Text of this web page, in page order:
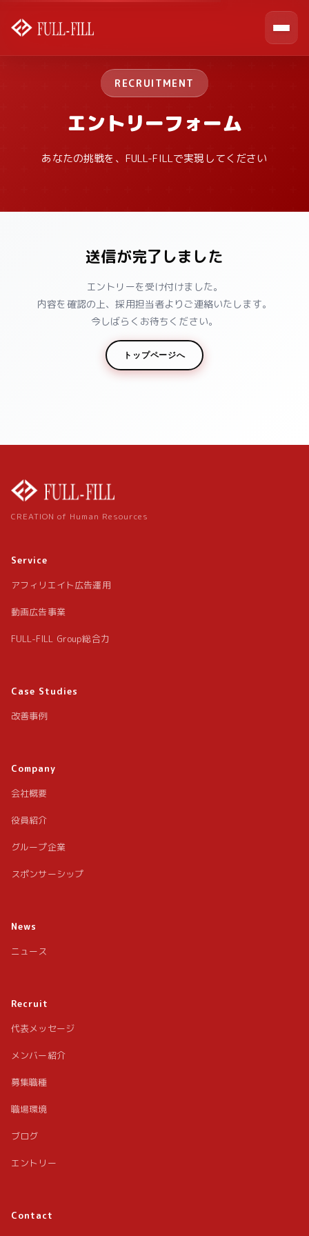
RECRUITMENT
エントリーフォーム
あなたの挑戦を、FULL-FILLで実現してください
送信が完了しました
エントリーを受け付けました。
内容を確認の上、採用担当者よりご連絡いたします。
今しばらくお待ちください。
トップページへ
CREATION of Human Resources
Service
アフィリエイト広告運用
動画広告事業
FULL-FILL Group総合力
Case Studies
改善事例
Company
会社概要
役員紹介
グループ企業
スポンサーシップ
News
ニュース
Recruit
代表メッセージ
メンバー紹介
募集職種
職場環境
ブログ
エントリー
Contact